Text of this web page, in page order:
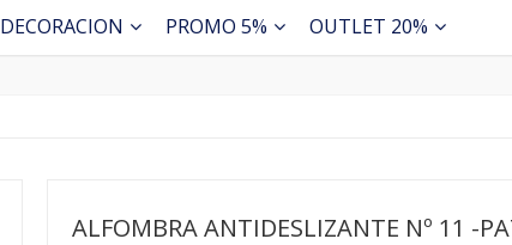
DECORACION PROMO 5% OUTLET 20%
ALFOMBRA ANTIDESLIZANTE Nº 11 -